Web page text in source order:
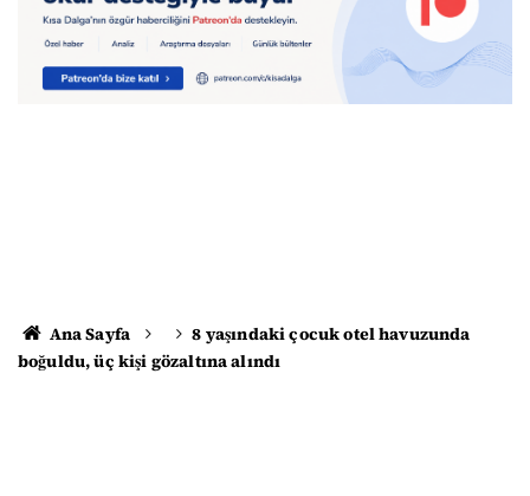
Ana Sayfa
8 yaşındaki çocuk otel havuzunda
boğuldu, üç kişi gözaltına alındı